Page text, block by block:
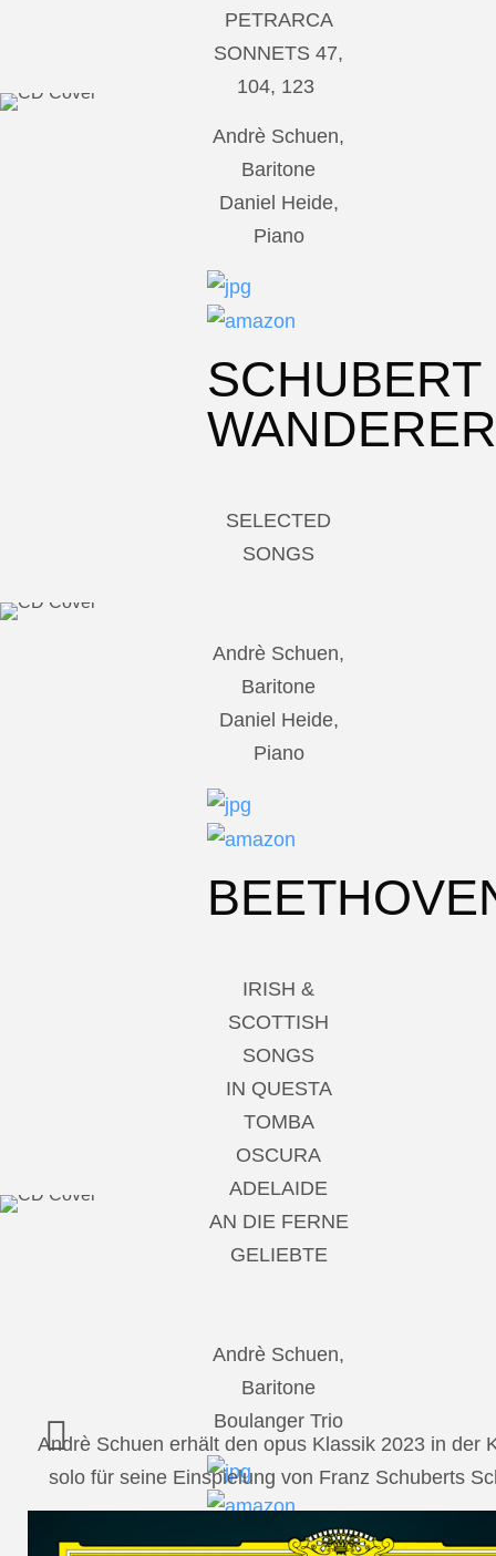
PETRARCA
SONNETS 47,
104, 123
Andrè Schuen,
Baritone
Daniel Heide,
Piano
SCHUBERT
WANDERER
SELECTED
SONGS
Andrè Schuen,
Baritone
Daniel Heide,
Piano
IRISH &
SCOTTISH
SONGS
IN QUESTA
TOMBA
OSCURA
ADELAIDE
AN DIE FERNE
GELIEBTE
Andrè Schuen,
Baritone
Boulanger Trio
Andrè Schuen erhält den opus Klassik 2023 in der
solo für seine Einspielung von Franz Schuberts